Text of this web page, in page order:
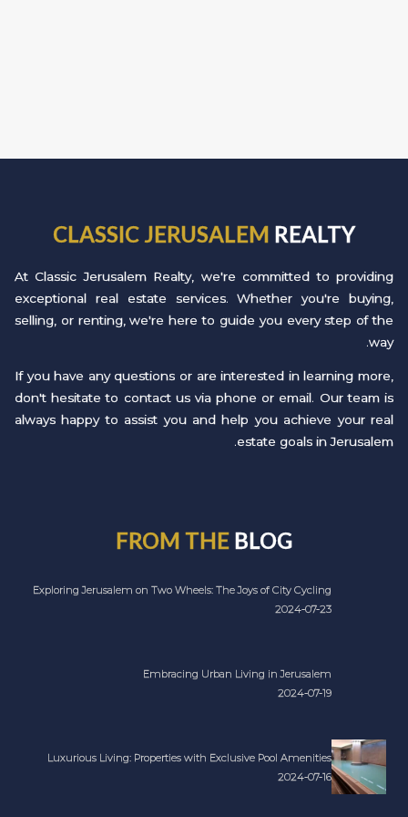
CLASSIC JERUSALEM REALTY
At Classic Jerusalem Realty, we're committed to providing
exceptional real estate services. Whether you're buying,
selling, or renting, we're here to guide you every step of the
way.
If you have any questions or are interested in learning more,
don't hesitate to contact us via phone or email. Our team is
always happy to assist you and help you achieve your real
estate goals in Jerusalem.
FROM THE BLOG
Exploring Jerusalem on Two Wheels: The Joys of City Cycling
2024-07-23
Embracing Urban Living in Jerusalem
2024-07-19
Luxurious Living: Properties with Exclusive Pool Amenities
2024-07-16